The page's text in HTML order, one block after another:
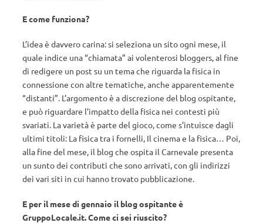
E come funziona?
L’idea è davvero carina: si seleziona un sito ogni mese, il
quale indice una “chiamata” ai volenterosi bloggers, al fine
di redigere un post su un tema che riguarda la fisica in
connessione con altre tematiche, anche apparentemente
“distanti”. L’argomento è a discrezione del blog ospitante,
e può riguardare l’impatto della fisica nei contesti più
svariati. La varietà è parte del gioco, come s’intuisce dagli
ultimi titoli: La fisica tra i fornelli, Il cinema e la fisica… Poi,
alla fine del mese, il blog che ospita il Carnevale presenta
un sunto dei contributi che sono arrivati, con gli indirizzi
dei vari siti in cui hanno trovato pubblicazione.
E per il mese di gennaio il blog ospitante è
GruppoLocale.it. Come ci sei riuscito?